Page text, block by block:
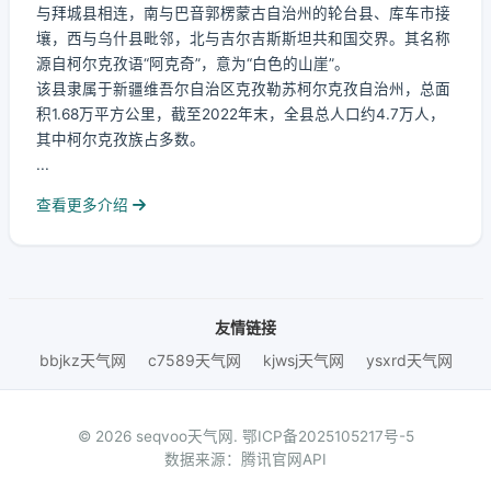
与拜城县相连，南与巴音郭楞蒙古自治州的轮台县、库车市接
壤，西与乌什县毗邻，北与吉尔吉斯斯坦共和国交界。其名称
源自柯尔克孜语“阿克奇”，意为“白色的山崖”。
该县隶属于新疆维吾尔自治区克孜勒苏柯尔克孜自治州，总面
积1.68万平方公里，截至2022年末，全县总人口约4.7万人，
其中柯尔克孜族占多数。
...
查看更多介绍
友情链接
bbjkz天气网
c7589天气网 kjwsj天气网 ysxrd天气网
© 2026 seqvoo天气网. 鄂ICP备2025105217号-5
数据来源：腾讯官网API